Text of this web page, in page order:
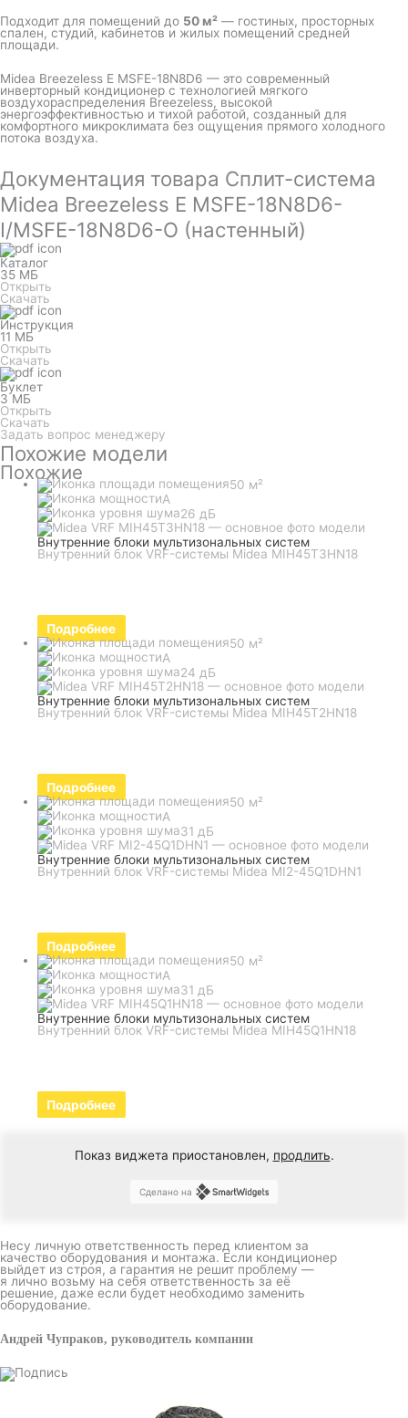
Подходит для помещений до 50 м² — гостиных, просторных
спален, студий, кабинетов и жилых помещений средней
площади.
Midea Breezeless E MSFE-18N8D6 — это современный
инверторный кондиционер с технологией мягкого
воздухораспределения Breezeless, высокой
энергоэффективностью и тихой работой, созданный для
комфортного микроклимата без ощущения прямого холодного
потока воздуха.
Документация товара Сплит-система
Midea Breezeless E MSFE-18N8D6-
I/MSFE-18N8D6-O (настенный)
Каталог
35 МБ
Открыть
Скачать
Инструкция
11 МБ
Открыть
Скачать
Буклет
3 МБ
Открыть
Скачать
Задать вопрос менеджеру
Похожие модели
Похожие
50 м²
A
26 дБ
Внутренние блоки мультизональных систем
Внутренний блок VRF-системы Midea MIH45T3HN18
Подробнее
50 м²
A
24 дБ
Внутренние блоки мультизональных систем
Внутренний блок VRF-системы Midea MIH45T2HN18
Подробнее
50 м²
A
31 дБ
Внутренние блоки мультизональных систем
Внутренний блок VRF-системы Midea MI2-45Q1DHN1
Подробнее
50 м²
A
31 дБ
Внутренние блоки мультизональных систем
Внутренний блок VRF-системы Midea MIH45Q1HN18
Подробнее
Показ виджета приостановлен, продлить.
Сделано на
Несу личную ответственность перед клиентом за
качество оборудования и монтажа. Если кондиционер
выйдет из строя, а гарантия не решит проблему —
я лично возьму на себя ответственность за её
решение, даже если будет необходимо заменить
оборудование.
Андрей Чупраков, руководитель компании